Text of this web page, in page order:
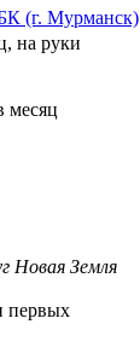
(г. Мурманск)
на руки
месяц
Новая Земля
первых